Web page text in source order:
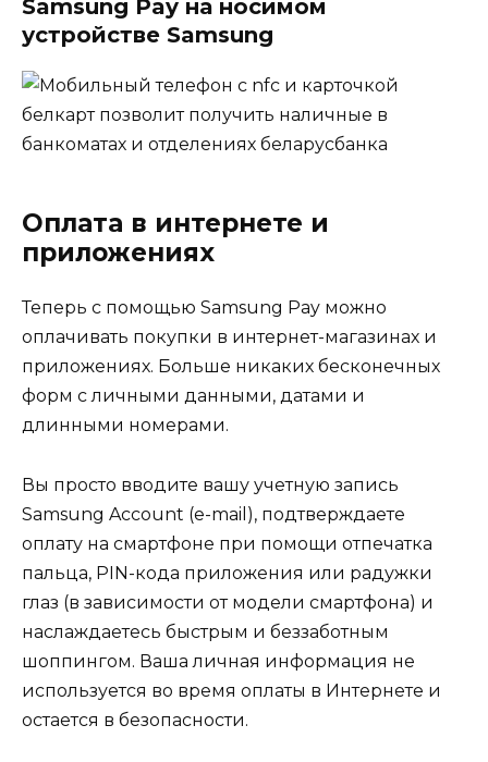
Samsung Pay на носимом
устройстве Samsung
Оплата в интернете и
приложениях
Теперь с помощью Samsung Pay можно
оплачивать покупки в интернет-магазинах и
приложениях. Больше никаких бесконечных
форм с личными данными, датами и
длинными номерами.
Вы просто вводите вашу учетную запись
Samsung Account (e-mail), подтверждаете
оплату на смартфоне при помощи отпечатка
пальца, PIN-кода приложения или радужки
глаз (в зависимости от модели смартфона) и
наслаждаетесь быстрым и беззаботным
шоппингом. Ваша личная информация не
используется во время оплаты в Интернете и
остается в безопасности.